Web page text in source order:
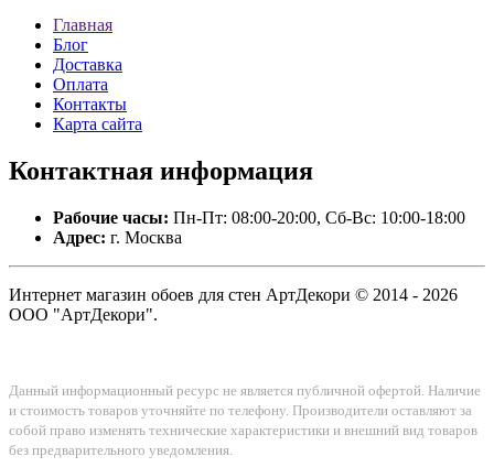
Главная
Блог
Доставка
Оплата
Контакты
Карта сайта
Контактная информация
Рабочие часы: Пн-Пт: 08:00-20:00, Сб-Вс: 10:00-18:00
Адрес: г. Москва
Интернет магазин обоев для стен АртДекори © 2014 - 2026
ООО "АртДекори".
Данный информационный ресурс не является публичной офертой. Наличие
и стоимость товаров уточняйте по телефону. Производители оставляют за
собой право изменять технические характеристики и внешний вид товаров
без предварительного уведомления.